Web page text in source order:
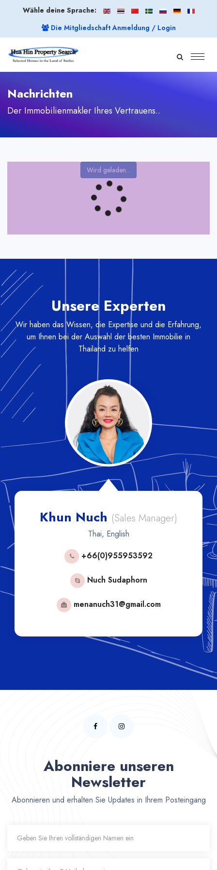
Wähle deine Sprache:
Die Mitgliedschaft Anmeldung / Login
Nachrichten
Der Immobilienmakler Ihres Vertrauens..
Wird geladen...
Unsere Experten
Wir haben das Wissen, die Expertise und die Erfahrung,
um Ihnen bei der Auswahl der besten Immobilie in
Thailand zu helfen
Khun Nuch (Sales Manager)
Thai, English
+66(0)955953592
Nuch Sudaphorn
menanuch31@gmail.com
Abonniere unseren
Newsletter
Abonnieren und erhalten Sie Updates in Ihrem Posteingang